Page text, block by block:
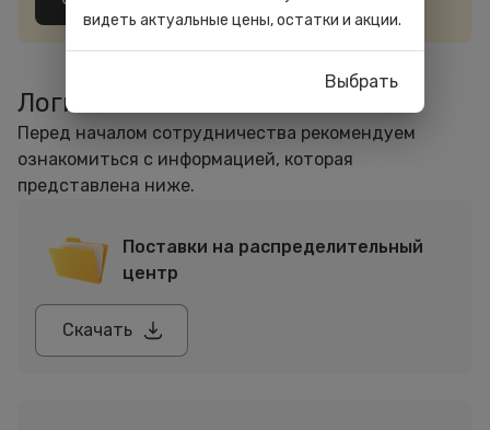
Логистика
Перед началом сотрудничества рекомендуем
ознакомиться с информацией, которая
представлена ниже.
Поставки на распределительный
центр
Скачать
видеть актуальные цены, остатки и акции.
Выбрать